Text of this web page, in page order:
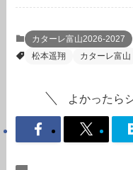
カターレ富山2026-2027
松本遥翔
カターレ富山
よかったら